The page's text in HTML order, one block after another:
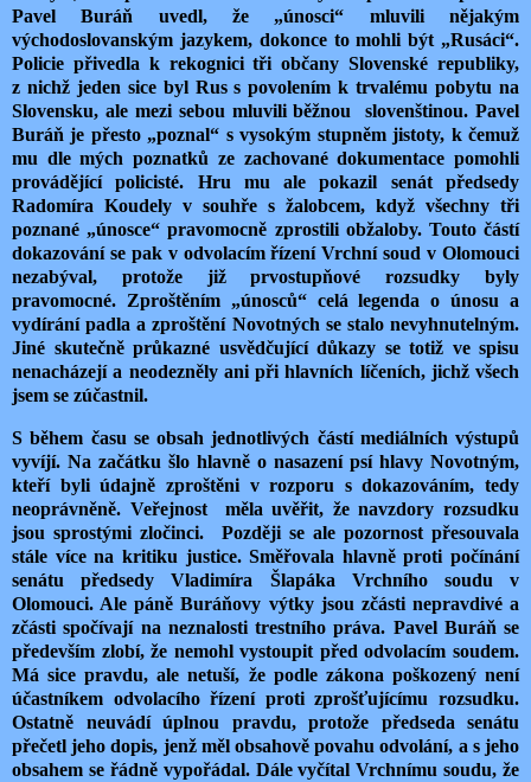
Pavel Buráň uvedl, že „únosci“ mluvili nějakým
východoslovanským jazykem, dokonce to mohli být „Rusáci“.
Policie přivedla k rekognici tři občany Slovenské republiky,
z nichž jeden sice byl Rus s povolením k trvalému pobytu na
Slovensku, ale mezi sebou mluvili běžnou slovenštinou. Pavel
Buráň je přesto „poznal“ s vysokým stupněm jistoty, k čemuž
mu dle mých poznatků ze zachované dokumentace pomohli
provádějící policisté. Hru mu ale pokazil senát předsedy
Radomíra Koudely v souhře s žalobcem, když všechny tři
poznané „únosce“ pravomocně zprostili obžaloby. Touto částí
dokazování se pak v odvolacím řízení Vrchní soud v Olomouci
nezabýval, protože již prvostupňové rozsudky byly
pravomocné. Zproštěním „únosců“ celá legenda o únosu a
vydírání padla a zproštění Novotných se stalo nevyhnutelným.
Jiné skutečně průkazné usvědčující důkazy se totiž ve spisu
nenacházejí a neodezněly ani při hlavních líčeních, jichž všech
jsem se zúčastnil.
S během času se obsah jednotlivých částí mediálních výstupů
vyvíjí. Na začátku šlo hlavně o nasazení psí hlavy Novotným,
kteří byli údajně zproštěni v rozporu s dokazováním, tedy
neoprávněně. Veřejnost měla uvěřit, že navzdory rozsudku
jsou sprostými zločinci. Později se ale pozornost přesouvala
stále více na kritiku justice. Směřovala hlavně proti počínání
senátu předsedy Vladimíra Šlapáka Vrchního soudu v
Olomouci. Ale páně Buráňovy výtky jsou zčásti nepravdivé a
zčásti spočívají na neznalosti trestního práva. Pavel Buráň se
především zlobí, že nemohl vystoupit před odvolacím soudem.
Má sice pravdu, ale netuší, že podle zákona poškozený není
účastníkem odvolacího řízení proti zprošťujícímu rozsudku.
Ostatně neuvádí úplnou pravdu, protože předseda senátu
přečetl jeho dopis, jenž měl obsahově povahu odvolání, a s jeho
obsahem se řádně vypořádal. Dále vyčítal Vrchnímu soudu, že